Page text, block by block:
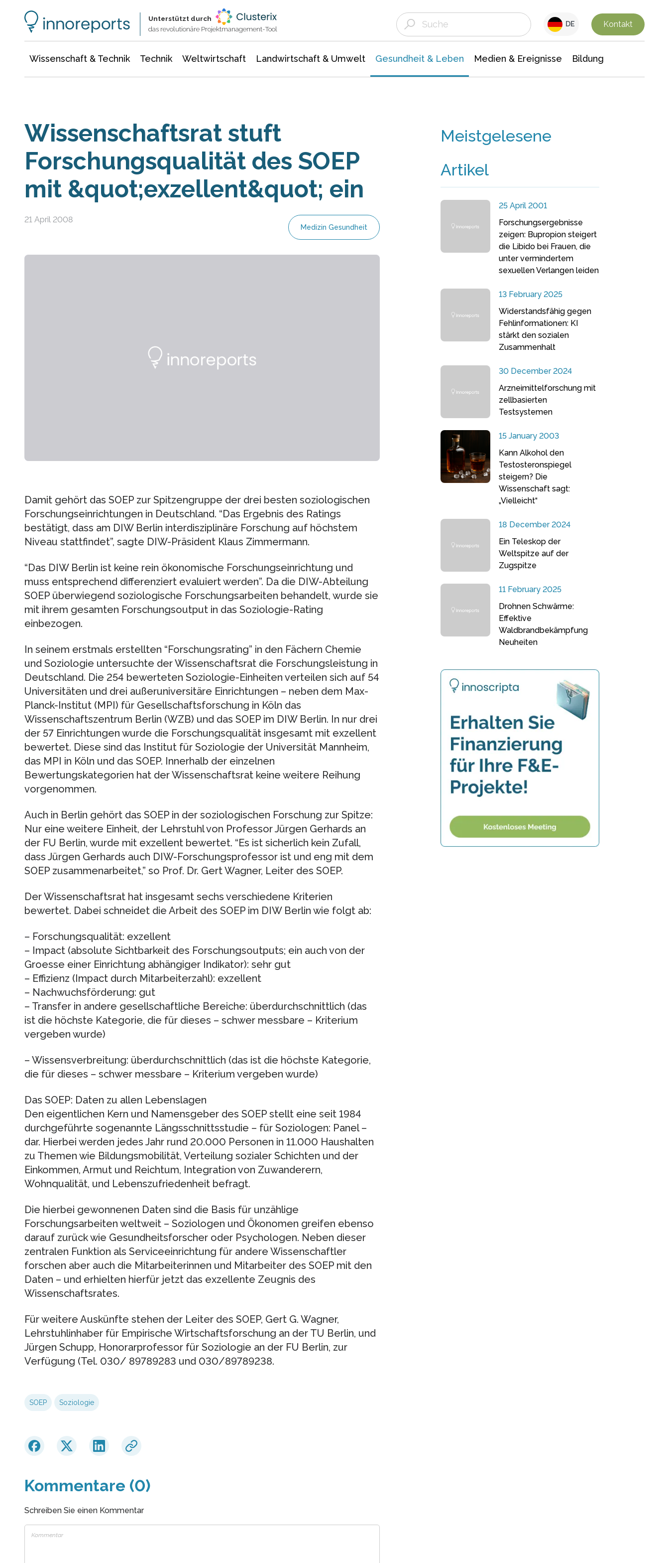
Unterstützt durch
das revolutionäre Projektmanagement-Tool
DE Kontakt
Wissenschaft & Technik Technik Weltwirtschaft Landwirtschaft & Umwelt Gesundheit & Leben Medien & Ereignisse Bildung
Wissenschaftsrat stuft
Forschungsqualität des SOEP
mit &quot;exzellent&quot; ein
21 April 2008
Medizin Gesundheit
Damit gehört das SOEP zur Spitzengruppe der drei besten soziologischen
Forschungseinrichtungen in Deutschland. “Das Ergebnis des Ratings
bestätigt, dass am DIW Berlin interdisziplinäre Forschung auf höchstem
Niveau stattfindet”, sagte DIW-Präsident Klaus Zimmermann.
“Das DIW Berlin ist keine rein ökonomische Forschungseinrichtung und
muss entsprechend differenziert evaluiert werden”. Da die DIW-Abteilung
SOEP überwiegend soziologische Forschungsarbeiten behandelt, wurde sie
mit ihrem gesamten Forschungsoutput in das Soziologie-Rating
einbezogen.
In seinem erstmals erstellten “Forschungsrating” in den Fächern Chemie
und Soziologie untersuchte der Wissenschaftsrat die Forschungsleistung in
Deutschland. Die 254 bewerteten Soziologie-Einheiten verteilen sich auf 54
Universitäten und drei außeruniversitäre Einrichtungen – neben dem Max-
Planck-Institut (MPI) für Gesellschaftsforschung in Köln das
Wissenschaftszentrum Berlin (WZB) und das SOEP im DIW Berlin. In nur drei
der 57 Einrichtungen wurde die Forschungsqualität insgesamt mit exzellent
bewertet. Diese sind das Institut für Soziologie der Universität Mannheim,
das MPI in Köln und das SOEP. Innerhalb der einzelnen
Bewertungskategorien hat der Wissenschaftsrat keine weitere Reihung
vorgenommen.
Auch in Berlin gehört das SOEP in der soziologischen Forschung zur Spitze:
Nur eine weitere Einheit, der Lehrstuhl von Professor Jürgen Gerhards an
der FU Berlin, wurde mit exzellent bewertet. “Es ist sicherlich kein Zufall,
dass Jürgen Gerhards auch DIW-Forschungsprofessor ist und eng mit dem
SOEP zusammenarbeitet,” so Prof. Dr. Gert Wagner, Leiter des SOEP.
Der Wissenschaftsrat hat insgesamt sechs verschiedene Kriterien
bewertet. Dabei schneidet die Arbeit des SOEP im DIW Berlin wie folgt ab:
– Forschungsqualität: exzellent
– Impact (absolute Sichtbarkeit des Forschungsoutputs; ein auch von der
Groesse einer Einrichtung abhängiger Indikator): sehr gut
– Effizienz (Impact durch Mitarbeiterzahl): exzellent
– Nachwuchsförderung: gut
– Transfer in andere gesellschaftliche Bereiche: überdurchschnittlich (das
ist die höchste Kategorie, die für dieses – schwer messbare – Kriterium
vergeben wurde)
– Wissensverbreitung: überdurchschnittlich (das ist die höchste Kategorie,
die für dieses – schwer messbare – Kriterium vergeben wurde)
Das SOEP: Daten zu allen Lebenslagen
Den eigentlichen Kern und Namensgeber des SOEP stellt eine seit 1984
durchgeführte sogenannte Längsschnittsstudie – für Soziologen: Panel –
dar. Hierbei werden jedes Jahr rund 20.000 Personen in 11.000 Haushalten
zu Themen wie Bildungsmobilität, Verteilung sozialer Schichten und der
Einkommen, Armut und Reichtum, Integration von Zuwanderern,
Wohnqualität, und Lebenszufriedenheit befragt.
Die hierbei gewonnenen Daten sind die Basis für unzählige
Forschungsarbeiten weltweit – Soziologen und Ökonomen greifen ebenso
darauf zurück wie Gesundheitsforscher oder Psychologen. Neben dieser
zentralen Funktion als Serviceeinrichtung für andere Wissenschaftler
forschen aber auch die Mitarbeiterinnen und Mitarbeiter des SOEP mit den
Daten – und erhielten hierfür jetzt das exzellente Zeugnis des
Wissenschaftsrates.
Für weitere Auskünfte stehen der Leiter des SOEP, Gert G. Wagner,
Lehrstuhlinhaber für Empirische Wirtschaftsforschung an der TU Berlin, und
Jürgen Schupp, Honorarprofessor für Soziologie an der FU Berlin, zur
Verfügung (Tel. 030/ 89789283 und 030/89789238.
SOEP Soziologie
Kommentare (0)
Schreiben Sie einen Kommentar
Meistgelesene
Artikel
25 April 2001
Forschungsergebnisse
zeigen: Bupropion steigert
die Libido bei Frauen, die
unter vermindertem
sexuellen Verlangen leiden
13 February 2025
Widerstandsfähig gegen
Fehlinformationen: KI
stärkt den sozialen
Zusammenhalt
30 December 2024
Arzneimittelforschung mit
zellbasierten
Testsystemen
15 January 2003
Kann Alkohol den
Testosteronspiegel
steigern? Die
Wissenschaft sagt:
„Vielleicht“
18 December 2024
Ein Teleskop der
Weltspitze auf der
Zugspitze
11 February 2025
Drohnen Schwärme:
Effektive
Waldbrandbekämpfung
Neuheiten